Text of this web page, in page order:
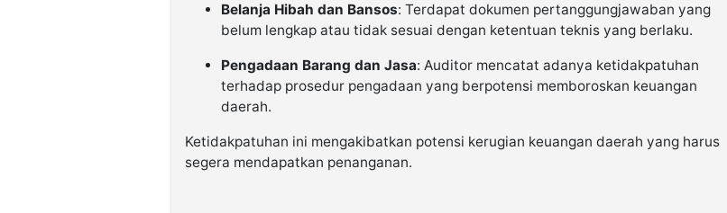
Belanja Hibah dan Bansos: Terdapat dokumen pertanggungjawaban yang
belum lengkap atau tidak sesuai dengan ketentuan teknis yang berlaku.
Pengadaan Barang dan Jasa: Auditor mencatat adanya ketidakpatuhan
terhadap prosedur pengadaan yang berpotensi memboroskan keuangan
daerah.
Ketidakpatuhan ini mengakibatkan potensi kerugian keuangan daerah yang harus
segera mendapatkan penanganan.